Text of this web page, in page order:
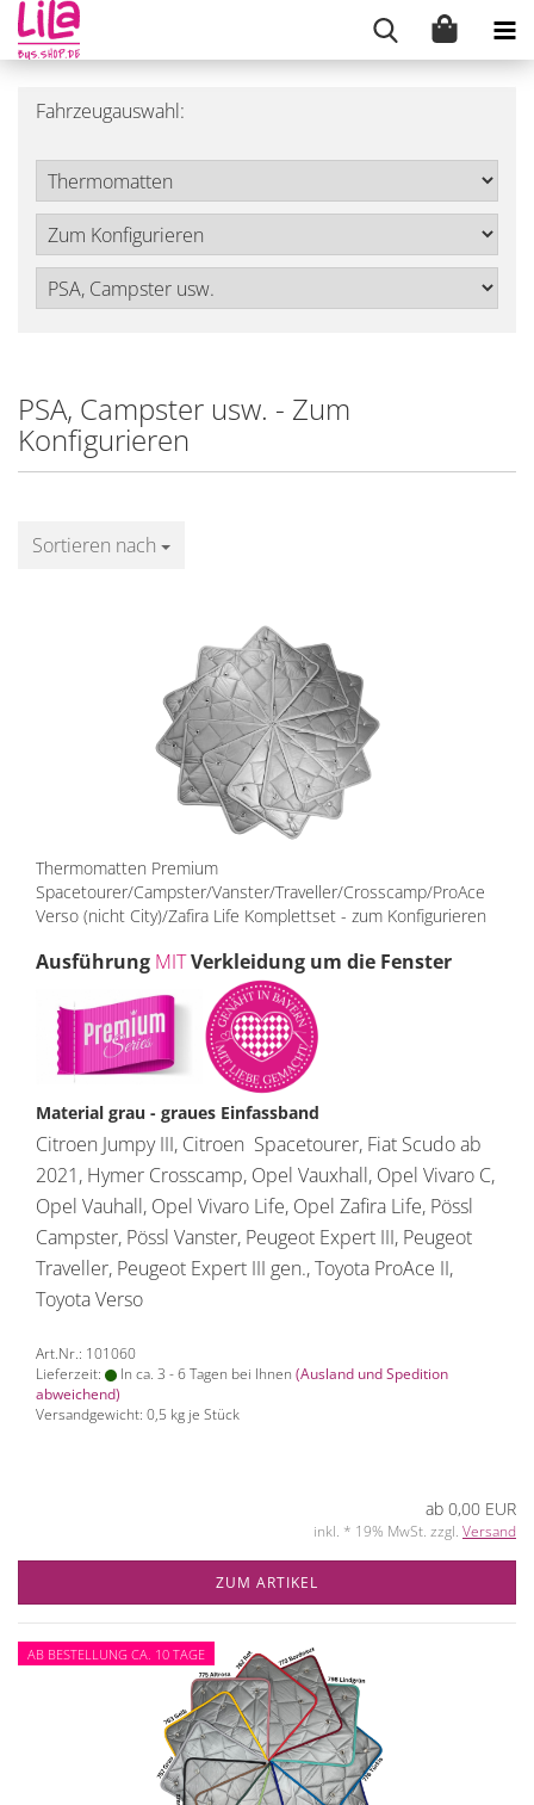
Fahrzeugauswahl:
PSA, Campster usw. - Zum
Konfigurieren
Sortieren nach
Sortieren nach
Thermomatten Premium
Spacetourer/Campster/Vanster/Traveller/Crosscamp/ProAce
Verso (nicht City)/Zafira Life Komplettset - zum Konfigurieren
Ausführung MITVerkleidung um die Fenster
Material grau - graues Einfassband
Citroen Jumpy III, Citroen Spacetourer, Fiat Scudo ab
2021, Hymer Crosscamp, Opel Vauxhall, Opel Vivaro C,
Opel Vauhall, Opel Vivaro Life, Opel Zafira Life, Pössl
Campster, Pössl Vanster, Peugeot Expert III, Peugeot
Traveller, Peugeot Expert III gen., Toyota ProAce II,
Toyota Verso
Art.Nr.: 101060
Lieferzeit:
In ca. 3 - 6 Tagen bei Ihnen (Ausland und Spedition
abweichend)
Versandgewicht: 0,5 kg je Stück
ab 0,00 EUR
inkl. * 19% MwSt. zzgl. Versand
ZUM ARTIKEL
AB BESTELLUNG CA. 10 TAGE